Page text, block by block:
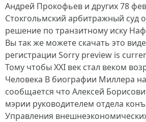
Андрей Прокофьев и других 78
Стокгольмский арбитражный суд
решение по транзитному иску
Вы так же можете скачать это
регистрации Sorry preview is
Тому чтобы XXI век стал веком
Человека В биографии Миллера
сообщается что Алексей
мэрии руководителем отдела
Управления